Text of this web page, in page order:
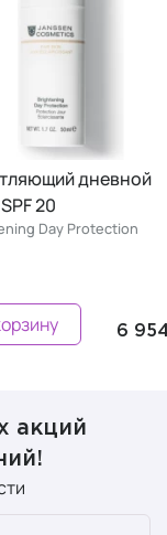
ночной
Night Care
6
корзину
акций